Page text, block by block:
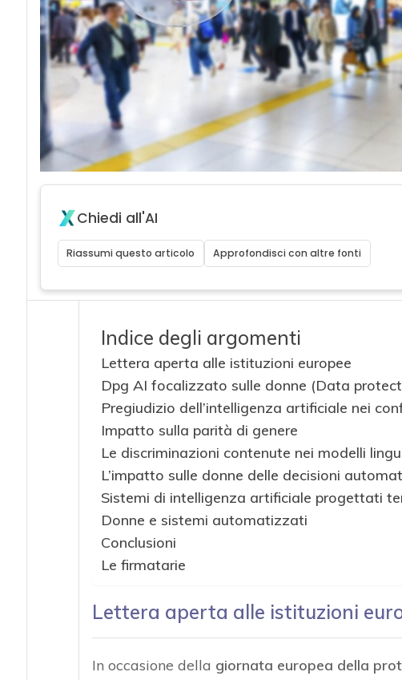
Chiedi all'AI
Riassumi questo articolo Approfondisci con altre fonti
Indice degli argomenti
Lettera aperta alle istituzioni europee
Dpg AI focalizzato sulle donne (Data
Pregiudizio dell’intelligenza artificiale nei
Impatto sulla parità di genere
Le discriminazioni contenute nei modelli
L’impatto sulle donne delle decisioni
Sistemi di intelligenza artificiale progettati
Donne e sistemi automatizzati
Conclusioni
Le firmatarie
Lettera aperta alle istituzioni
In occasione della giornata europea della